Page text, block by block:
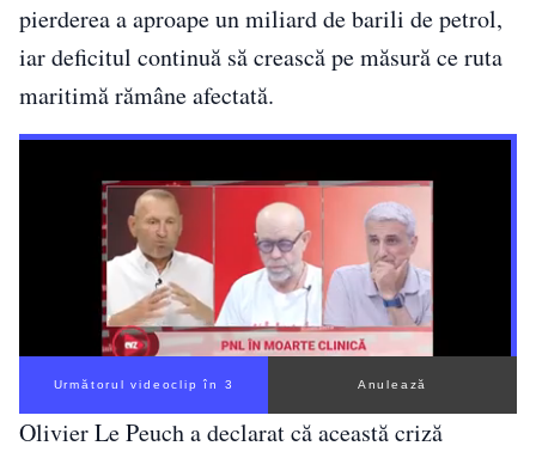
pierderea a aproape un miliard de barili de petrol,
iar deficitul continuă să crească pe măsură ce ruta
maritimă rămâne afectată.
Următorul videoclip în 2 Anulează
Olivier Le Peuch a declarat că această criză